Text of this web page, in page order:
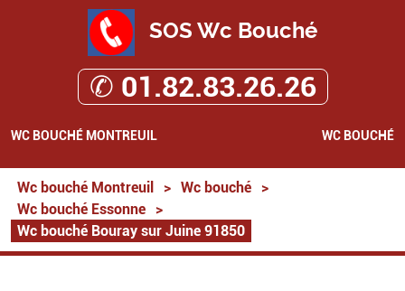
SOS Wc Bouché
✆ 01.82.83.26.26
WC BOUCHÉ MONTREUIL WC BOUCHÉ
Wc bouché Montreuil > Wc bouché
>
Wc bouché Essonne
>
Wc bouché Bouray sur Juine 91850